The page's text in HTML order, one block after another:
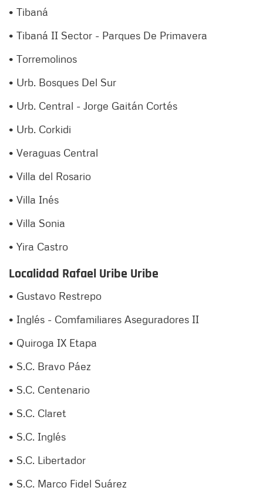
• Tibaná
• Tibaná II Sector - Parques De Primavera
• Torremolinos
• Urb. Bosques Del Sur
• Urb. Central - Jorge Gaitán Cortés
• Urb. Corkidi
• Veraguas Central
• Villa del Rosario
• Villa Inés
• Villa Sonia
• Yira Castro
Localidad Rafael Uribe Uribe
• Gustavo Restrepo
• Inglés - Comfamiliares Aseguradores II
• Quiroga IX Etapa
• S.C. Bravo Páez
• S.C. Centenario
• S.C. Claret
• S.C. Inglés
• S.C. Libertador
• S.C. Marco Fidel Suárez